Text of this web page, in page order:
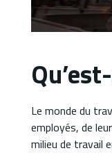
Le monde du
employés, de
milieu de travail